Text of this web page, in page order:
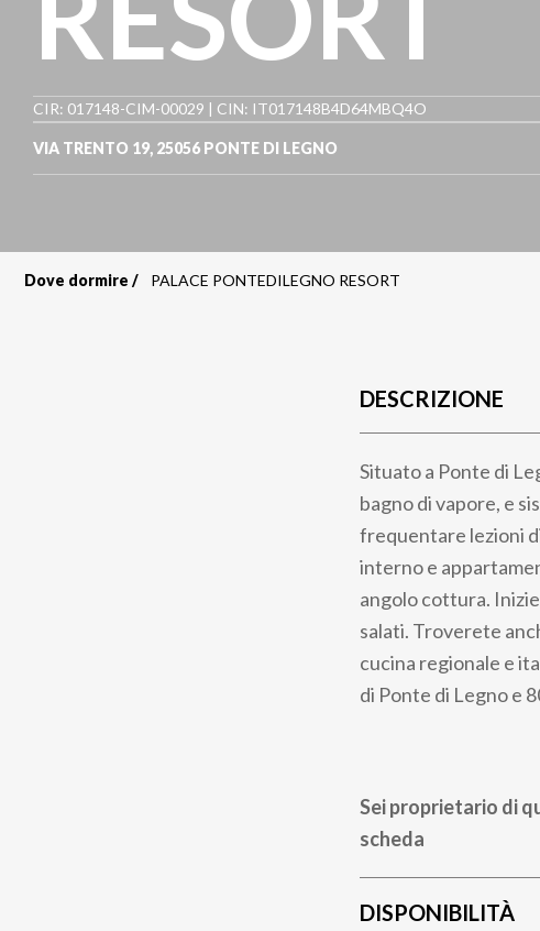
CIR: 017148-CIM-00029 | CIN: IT017148B4D64MBQ4O
VIA TRENTO 19, 25056 PONTE DI LEGNO
Dove dormire PALACE PONTEDILEGNO RESORT
DESCRIZIONE
Situato a Ponte di
bagno di vapore, e
frequentare lezioni
interno e
angolo cottura.
salati. Troverete
cucina regionale e
di Ponte di Legno e
Sei proprietario di
scheda
DISPONIBILITÀ